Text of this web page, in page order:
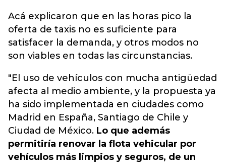
Acá explicaron que en las horas pico la
oferta de taxis no es suficiente para
satisfacer la demanda, y otros modos no
son viables en todas las circunstancias.
"El uso de vehículos con mucha antigüedad
afecta al medio ambiente, y la propuesta ya
ha sido implementada en ciudades como
Madrid en España, Santiago de Chile y
Ciudad de México. Lo que además
permitiría renovar la flota vehicular por
vehículos más limpios y seguros, de un